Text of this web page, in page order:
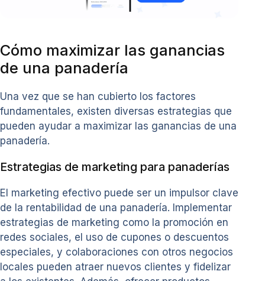
Cómo maximizar las ganancias
de una panadería
Una vez que se han cubierto los factores
fundamentales, existen diversas estrategias que
pueden ayudar a maximizar las ganancias de una
panadería.
Estrategias de marketing para panaderías
El marketing efectivo puede ser un impulsor clave
de la rentabilidad de una panadería. Implementar
estrategias de marketing como la promoción en
redes sociales, el uso de cupones o descuentos
especiales, y colaboraciones con otros negocios
locales pueden atraer nuevos clientes y fidelizar